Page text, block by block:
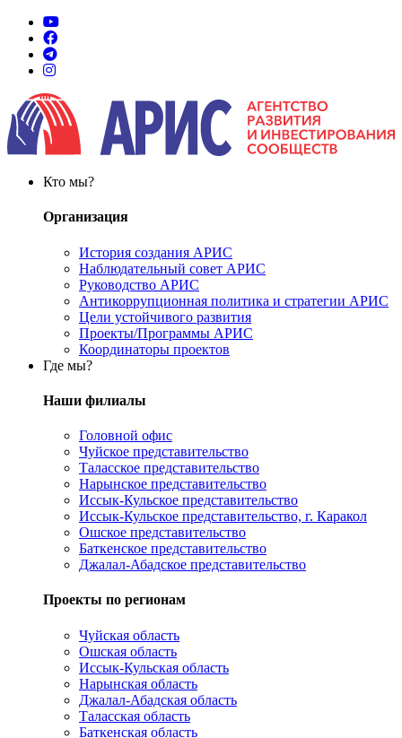
Кто мы?
Организация
История создания АРИС
Наблюдательный совет АРИС
Руководство АРИС
Антикоррупционная политика и стратегии АРИС
Цели устойчивого развития
Проекты/Программы АРИС
Координаторы проектов
Где мы?
Наши филиалы
Головной офис
Чуйское представительство
Таласское представительство
Нарынское представительство
Иссык-Кульское представительство
Иссык-Кульское представительство, г. Каракол
Ошское представительство
Баткенское представительство
Джалал-Абадское представительство
Проекты по регионам
Чуйская область
Ошская область
Иссык-Кульская область
Нарынская область
Джалал-Абадская область
Таласская область
Баткенская область